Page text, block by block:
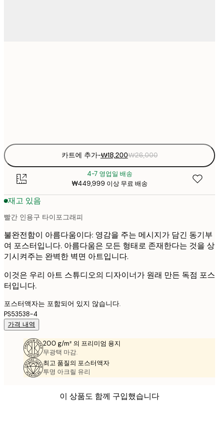
카트에 추가-₩18,200₩26,000
4-7 영업일 배송
₩449,999 이상 무료 배송
재고 있음
빨간 인용구 타이포그래피
불완전함이 아름다움이다: 영감을 주는 메시지가 담긴 동기부
여 포스터입니다. 아름다움은 모든 형태로 존재한다는 것을 상
기시켜주는 완벽한 벽면 아트입니다.
이것은 우리 아트 스튜디오의 디자이너가 원래 만든 독점 포스
터입니다.
포스터액자는 포함되어 있지 않습니다.
PS53538-4
가격 내역
200 g/m² 의 프리미엄 용지
무광택 마감.
최고 품질의 포스터액자
투명 아크릴 유리
이 상품도 함께 구입했습니다